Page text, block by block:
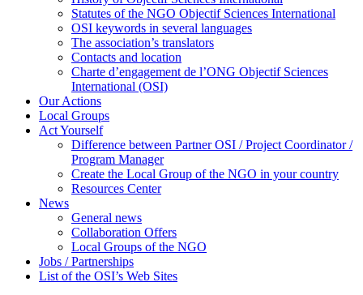
Statutes of the NGO Objectif Sciences International
OSI keywords in several languages
The association’s translators
Contacts and location
Charte d’engagement de l’ONG Objectif Sciences
International (OSI)
Our Actions
Local Groups
Act Yourself
Difference between Partner OSI / Project Coordinator /
Program Manager
Create the Local Group of the NGO in your country
Resources Center
News
General news
Collaboration Offers
Local Groups of the NGO
Jobs / Partnerships
List of the OSI’s Web Sites